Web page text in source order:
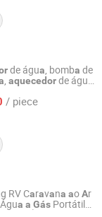
de água, bomba de
, aquecedorde águ
/ piece
RV Caravana aoAr
a a Gás Portátil